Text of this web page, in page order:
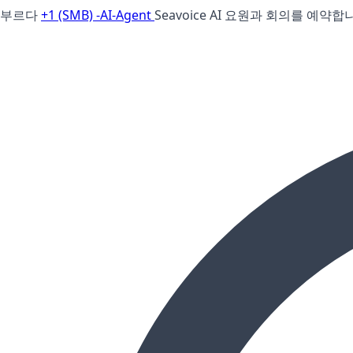
부르다+1 (SMB) -AI-AgentSeavoice AI 요원과 회의를 예약합